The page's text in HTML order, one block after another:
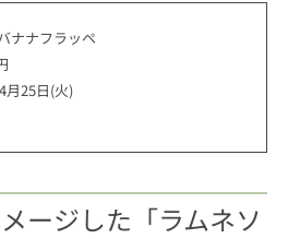
ナナフラッペ
月25日(火)
ージした「ラムネソ